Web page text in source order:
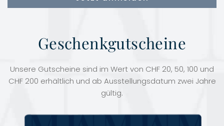
Geschenkgutscheine
Unsere Gutscheine sind im Wert von CHF 20, 50, 100 und
CHF 200 erhältlich und ab Ausstellungsdatum zwei Jahre
gültig.